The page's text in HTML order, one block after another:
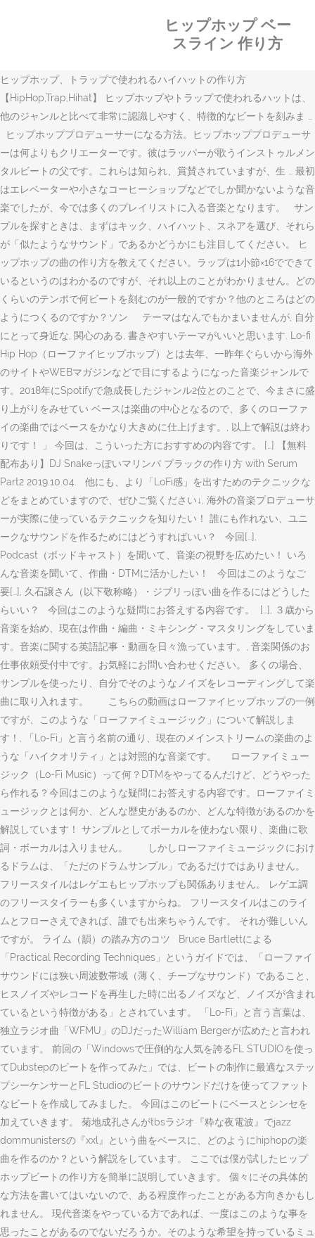
ヒップホップ ベー
スライン 作り方
ヒップホップ、トラップで使われるハイハットの作り方
【HipHop,Trap,Hihat】 ヒップホップやトラップで使われるハットは、
他のジャンルと比べて非常に認識しやすく、特徴的なビートを刻みま …
ヒップホッププロデューサーになる方法。ヒップホッププロデューサ
ーは何よりもクリエーターです。彼はラッパーが歌うインストゥルメン
タルビートの父です。これらは知られ、賞賛されていますが、生 … 最初
はエレベーターや小さなコーヒーショップなどでしか聞かないような音
楽でしたが、今では多くのプレイリストに入る音楽となります。 サン
プルを探すときは、まずはキック、ハイハット、スネアを選び、それら
が「似たようなサウンド」であるかどうかにも注目してください。 ヒ
ップホップの曲の作り方を教えてください。ラップは1小節×16でできて
いるというのはわかるのですが、それ以上のことがわかりません。どの
くらいのテンポで何ビートを刻むのが一般的ですか？他のところはどの
ようにつくるのですか？ソン テーマはなんでもかまいませんが, 自分
にとって身近な, 関心のある, 書きやすいテーマがいいと思います. Lo-fi
Hip Hop（ローファイヒップホップ）とは去年、一昨年ぐらいから海外
のサイトやWEBマガジンなどで目にするようになった音楽ジャンルで
す。2018年にSpotifyで急成長したジャンル2位とのことで、今まさに盛
り上がりをみせてい ベースは楽曲の中心となるので、多くのローファ
イの楽曲ではベースをかなり大きめに仕上げます。, 以上で解説は終わ
りです！ 」 今回は、こういった方におすすめの内容です。 […] 【無料
配布あり】DJ Snakeっぽいマリンバ プラックの作り方 with Serum
Part2 2019.10.04. 他にも、より「LoFi感」を出すためのテクニックな
どをまとめていますので、ぜひご覧ください↓, 海外の音楽プロデューサ
ーが実際に使っているテクニックを知りたい！ 誰にも作れない、ユニ
ークなサウンドを作るためにはどうすればいい？ 今回[…],
Podcast（ポッドキャスト）を聞いて、音楽の視野を広めたい！ いろ
んな音楽を聞いて、作曲・DTMに活かしたい！ 今回はこのようなご
要[…], 久石譲さん（以下敬称略）・ジブリっぽい曲を作るにはどうした
らいい？ 今回はこのような疑問にお答えする内容です。 […], ３歳から
音楽を始め、現在は作曲・編曲・ミキシング・マスタリングをしていま
す。音楽に関する英語記事・動画を日々漁っています。, 音楽関係のお
仕事依頼受付中です。お気軽にお問い合わせください。 多くの場合、
サンプルを使ったり、自分でそのようなノイズをレコーディングして楽
曲に取り入れます。 こちらの動画はローファイヒップホップの一例
ですが、このような「ローファイミュージック」について解説しま
す！, 「Lo-Fi」と言う名前の通り、現在のメインストリームの楽曲のよ
うな「ハイクオリティ」とは対照的な音楽です。 ローファイミュー
ジック（Lo-Fi Music）って何？DTMをやってるんだけど、どうやった
ら作れる？今回はこのような疑問にお答えする内容です。ローファイミ
ュージックとは何か、どんな歴史があるのか、どんな特徴があるのかを
解説しています！ サンプルとしてボーカルを使わない限り、楽曲に歌
詞・ボーカルは入りません。 しかしローファイミュージックにおけ
るドラムは、「ただのドラムサンプル」であるだけではありません。
フリースタイルはレゲエもヒップホップも関係ありません。 レゲエ調
のフリースタイラーも多くいますからね。 フリースタイルはこのライ
ムとフローさえできれば、誰でも出来ちゃうんです。 それが難しいん
ですが。 ライム（韻）の踏み方のコツ Bruce Bartlettによる
「Practical Recording Techniques」というガイドでは、「ローファイ
サウンドには狭い周波数帯域（薄く、チープなサウンド）であること、
ヒスノイズやレコードを再生した時に出るノイズなど、ノイズが含まれ
ているという特徴がある」とされています。 「Lo-Fi」と言う言葉は、
独立ラジオ曲「WFMU」のDJだったWilliam Bergerが広めたと言われ
ています。 前回の「Windowsで圧倒的な人気を誇るFL STUDIOを使っ
てDubstepのビートを作ってみた」では、ビートの制作に最適なステッ
プシーケンサーとFL Studioのビートのサウンドだけを使ってファット
なビートを作成してみました。 今回はこのビートにベースとシンセを
加えていきます。 菊地成孔さんがtbsラジオ『粋な夜電波』でjazz
dommunistersの『xxl』という曲をベースに、どのようにhiphopの楽
曲を作るのか？という解説をしています。 ここでは僕が試したヒップ
ホップビートの作り方を簡単に説明していきます。 個々にその具体的
な方法を書いてはいないので、ある程度作ったことがある方向きかもし
れません。 現代音楽をやっている方であれば、一度はこのような事を
思ったことがあるのでないだろうか。そのような希望を持っているミュ